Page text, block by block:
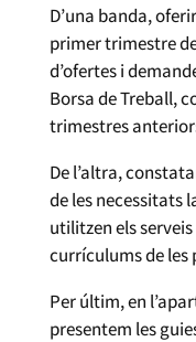
D’una banda,
primer trimestre
d’ofertes i
Borsa de Treball,
trimestres
De l’altra,
de les necessitats
utilitzen els
currículums de les
Per últim, en
presentem les